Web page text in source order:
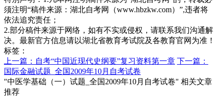
须注明“稿件来源：湖北自考网（www.hbzkw.com）”,违者将
依法追究责任；
2.部分稿件来源于网络，如有不实或侵权，请联系我们沟通解
决。最新官方信息请以湖北省教育考试院及各教育官网为准！
标签：
上一篇：自考“中国近现代史纲要”复习资料第一章 下一篇：
国际金融试题_全国2009年10月自考试卷
"中医学基础（一）试题_全国2009年10月自考试卷" 相关文章
推荐